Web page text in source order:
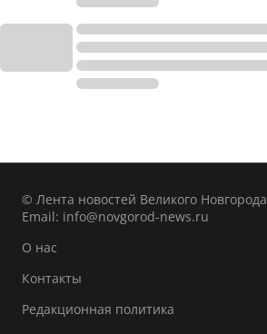
© Лента новостей Великого Новгорода
Email: info@novgorod-news.ru
О нас
Контакты
Редакционная политика